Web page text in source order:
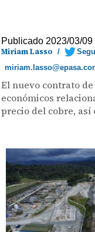
Publicado 2023/03/09
Miriam Lasso /
El nuevo contrato
económicos
precio del cobre, así